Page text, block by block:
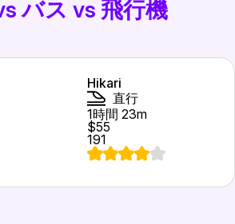
バス vs 飛行機
Hikari
直行
1時間 23m
$55
191